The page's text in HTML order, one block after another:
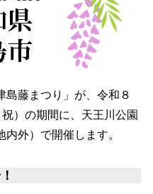
島藤まつり」が、令和８
）の期間に、天王川公園
内外）で開催します。